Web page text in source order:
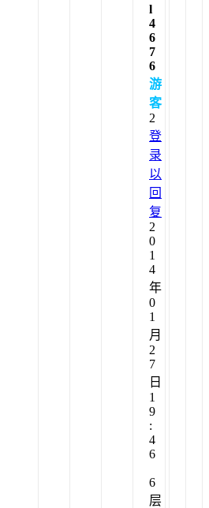
l
4
6
7
6
游
客
2
登
录
以
回
复
2
0
1
4
年
0
1
月
2
7
日
1
9
:
4
6
6
层